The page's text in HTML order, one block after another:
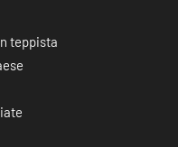
teppista